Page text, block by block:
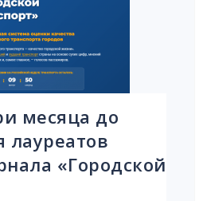
месяца до
лауреатов
«Городской